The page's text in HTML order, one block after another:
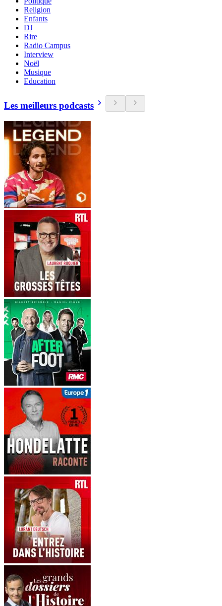
Religion
Enfants
DJ
Rire
Radio Campus
Interview
Noël
Musique
Education
Les meilleurs podcasts